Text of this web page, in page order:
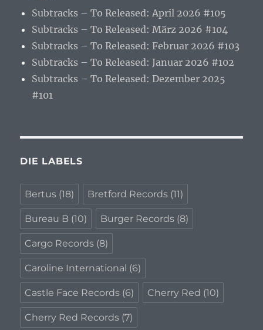
Subtracks – To Released: April 2026 #105
Subtracks – To Released: März 2026 #104
Subtracks – To Released: Februar 2026 #103
Subtracks – To Released: Januar 2026 #102
Subtracks – To Released: Dezember 2025
#101
DIE LABELS
Bertus (18) Bretford Records (11)
Bureau B (10) Burger Records (8)
Cargo Records (8)
Caroline International (6)
Castle Face Records (6) Cherry Red (10)
Cherry Red Records (7)